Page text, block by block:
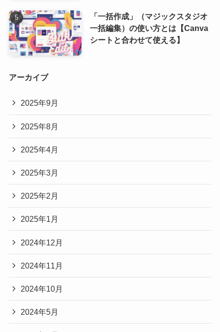
「一括作成」（マジックスタジオ
一括編集）の使い方とは【Canva
シートと合わせて使える】
アーカイブ
2025年9月
2025年8月
2025年4月
2025年3月
2025年2月
2025年1月
2024年12月
2024年11月
2024年10月
2024年5月